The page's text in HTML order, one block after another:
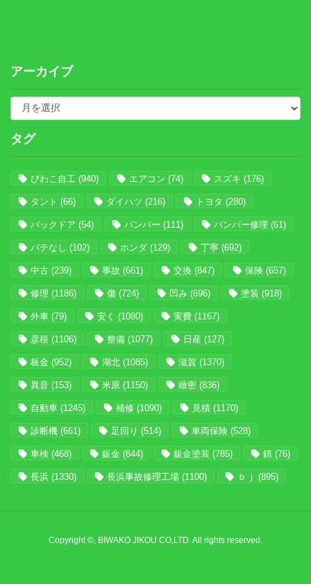
アーカイブ
タグ
びわこ自工 (940) エアコン (74) スズキ (176)
タント (66) ダイハツ (216) トヨタ (280)
バックドア (54) バンパー (111) バンパー修理 (61)
パテなし (102) ホンダ (129) 丁寧 (692)
中古 (239) 事故 (661) 交換 (847) 保険 (657)
修理 (1186) 傷 (724) 凹み (696) 塗装 (918)
外車 (79) 安く (1080) 実費 (1167)
彦根 (1106) 整備 (1077) 日産 (127)
板金 (952) 湖北 (1085) 滋賀 (1370)
異音 (153) 米原 (1150) 緻密 (836)
自動車 (1245) 補修 (1090) 見積 (1170)
診断機 (661) 足回り (514) 車両保険 (528)
車検 (468) 鈑金 (844) 鈑金塗装 (785) 錆 (76)
長浜 (1330) 長浜事故修理工場 (1100) ｂｊ (895)
Copyright ©, BIWAKO JIKOU CO,LTD. All rights reserved.